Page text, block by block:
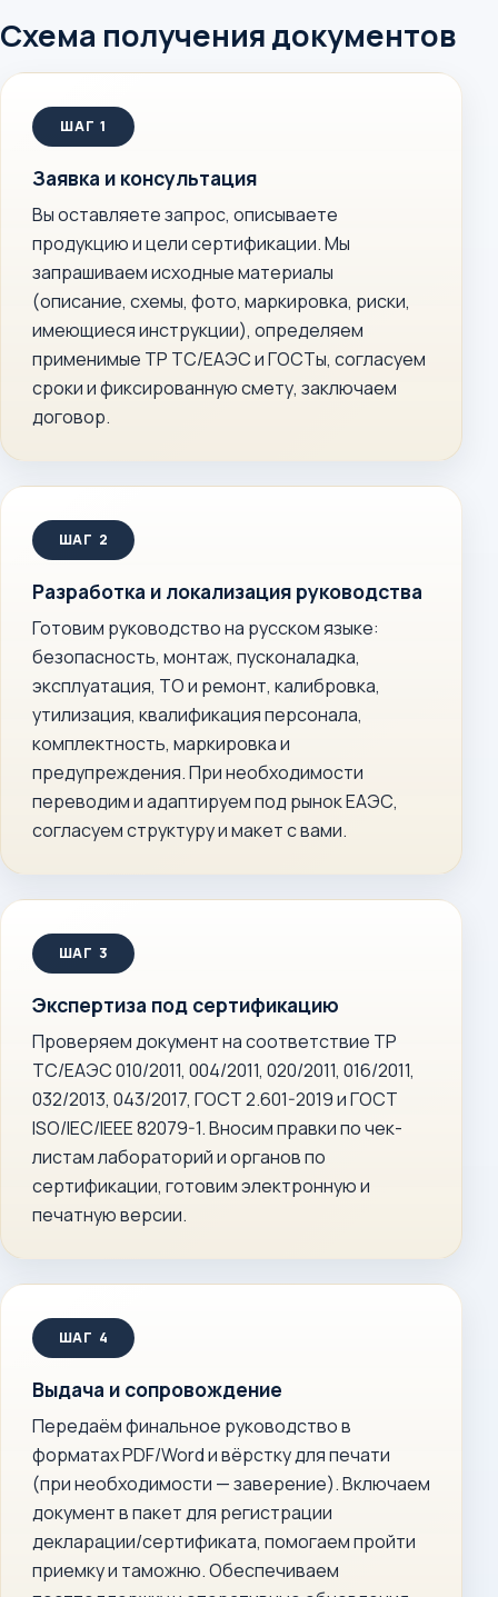
Схема получения документов
Заявка и консультация
Вы оставляете запрос, описываете
продукцию и цели сертификации. Мы
запрашиваем исходные материалы
(описание, схемы, фото, маркировка, риски,
имеющиеся инструкции), определяем
применимые ТР ТС/ЕАЭС и ГОСТы, согласуем
сроки и фиксированную смету, заключаем
договор.
Разработка и локализация руководства
Готовим руководство на русском языке:
безопасность, монтаж, пусконаладка,
эксплуатация, ТО и ремонт, калибровка,
утилизация, квалификация персонала,
комплектность, маркировка и
предупреждения. При необходимости
переводим и адаптируем под рынок ЕАЭС,
согласуем структуру и макет с вами.
Экспертиза под сертификацию
Проверяем документ на соответствие ТР
ТС/ЕАЭС 010/2011, 004/2011, 020/2011, 016/2011,
032/2013, 043/2017, ГОСТ 2.601-2019 и ГОСТ
ISO/IEC/IEEE 82079-1. Вносим правки по чек-
листам лабораторий и органов по
сертификации, готовим электронную и
печатную версии.
Выдача и сопровождение
Передаём финальное руководство в
форматах PDF/Word и вёрстку для печати
(при необходимости — заверение). Включаем
документ в пакет для регистрации
декларации/сертификата, помогаем пройти
приемку и таможню. Обеспечиваем